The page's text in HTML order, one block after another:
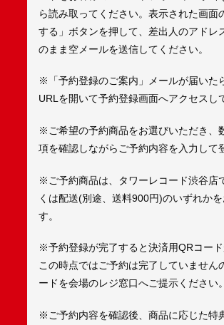
ら読み取ってください。表示された画面
する」ボタンを押して、差出人のアドレ
のまま空メールを送信してください。
※「予約登録のご案内」メールが届いた
URLを開いて予約登録画面へアクセスし
※ご希望の予約商品をお選びいただき、
項を確認しながらご予約内容を入力して
※ご予約商品は、タワーレコード渋谷店
くは配送(別途、送料900円)のいずれか
す。
※予約登録が完了すると決済用QRコード
この時点ではご予約は完了していません
ードを会場のレジ窓口へご提示ください。
※ご予約内容を確認後、商品に応じた特